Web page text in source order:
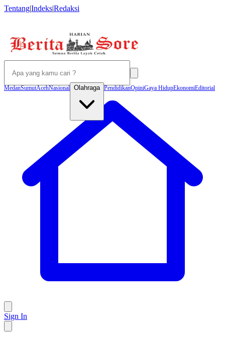
Tentang|Indeks|Redaksi
MedanSumutAcehNasional Olahraga PendidikanOpiniGaya HidupEkonomiEditorial
Sign In